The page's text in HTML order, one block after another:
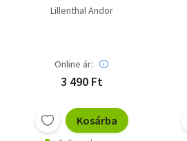
Lillenthal Andor
Online ár:
3 490 Ft
Kosárba